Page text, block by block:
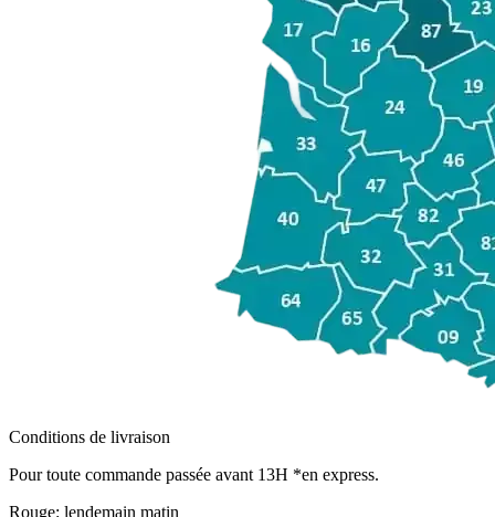
Conditions de livraison
Pour toute commande passée avant 13H *en express.
Rouge: lendemain matin